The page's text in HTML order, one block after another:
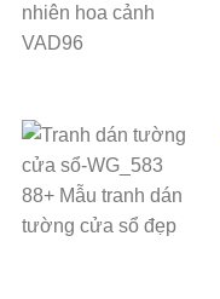
nhiên hoa cảnh
VAD96
88+ Mẫu tranh dán
tường cửa sổ đẹp